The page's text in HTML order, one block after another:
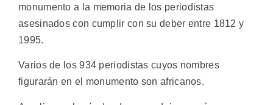
monumento a la memoria de los periodistas
asesinados con cumplir con su deber entre 1812 y
1995.
Varios de los 934 periodistas cuyos nombres
figurarán en el monumento son africanos.